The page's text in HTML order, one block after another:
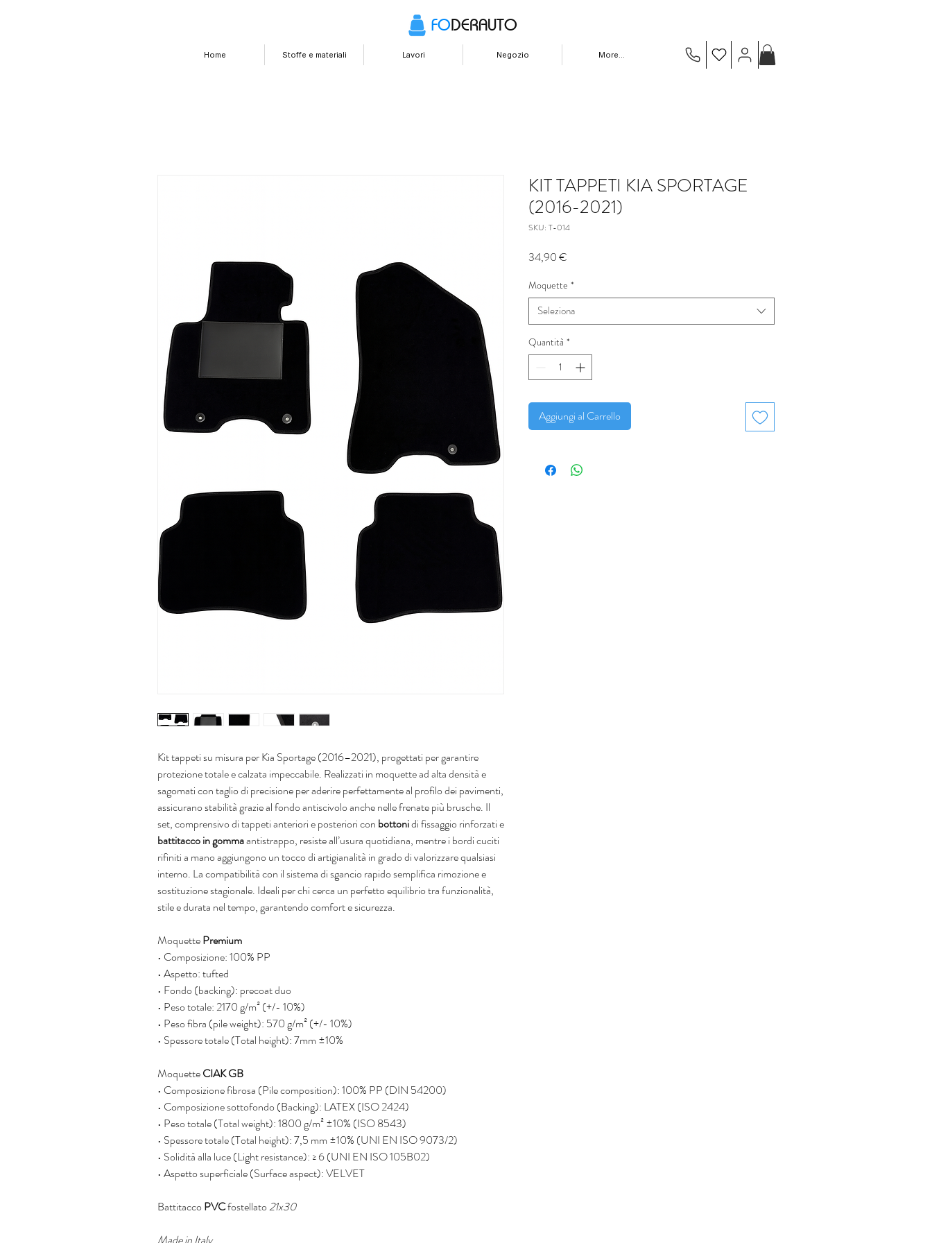
FODERAUTO
Home Stoffe e materiali Lavori Negozio More...
Kit tappeti su misura per Kia Sportage (2016–2021), progettati per garantire
protezione totale e calzata impeccabile. Realizzati in moquette ad alta densità e
sagomati con taglio di precisione per aderire perfettamente al profilo dei pavimenti,
assicurano stabilità grazie al fondo antiscivolo anche nelle frenate più brusche. Il
set, comprensivo di tappeti anteriori e posteriori con bottonidi fissaggio rinforzati e
battitacco in gommaantistrappo, resiste all’usura quotidiana, mentre i bordi cuciti
rifiniti a mano aggiungono un tocco di artigianalità in grado di valorizzare qualsiasi
interno. La compatibilità con il sistema di sgancio rapido semplifica rimozione e
sostituzione stagionale. Ideali per chi cerca un perfetto equilibrio tra funzionalità,
stile e durata nel tempo, garantendo comfort e sicurezza.
MoquettePremium
• Composizione: 100% PP
• Aspetto: tufted
• Fondo (backing): precoat duo
• Peso totale: 2170 g/m² (+/- 10%)
• Peso fibra (pile weight): 570 g/m² (+/- 10%)
• Spessore totale (Total height): 7mm ±10%
MoquetteCIAK GB
• Composizione fibrosa (Pile composition): 100% PP (DIN 54200)
• Composizione sottofondo (Backing): LATEX (ISO 2424)
• Peso totale (Total weight): 1800 g/m² ±10% (ISO 8543)
• Spessore totale (Total height): 7,5 mm ±10% (UNI EN ISO 9073/2)
• Solidità alla luce (Light resistance): ≥ 6 (UNI EN ISO 105B02)
• Aspetto superficiale (Surface aspect): VELVET
Battitacco PVCfostellato21x30
Made in Italy
KIT TAPPETI KIA SPORTAGE
(2016-2021)
SKU: T-014
34,90 €
Moquette *
Seleziona
Quantità *
Aggiungi al Carrello